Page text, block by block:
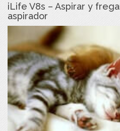
iLife V8s – Aspirar y
aspirador